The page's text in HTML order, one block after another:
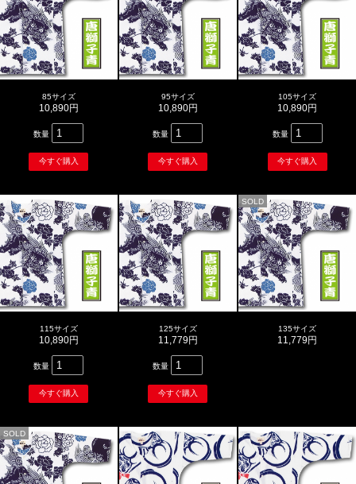
85サイズ
10,890円
数量
95サイズ
10,890円
数量
105サイズ
10,890円
数量
115サイズ
10,890円
数量
125サイズ
11,779円
数量
SOLD
135サイズ
11,779円
SOLD